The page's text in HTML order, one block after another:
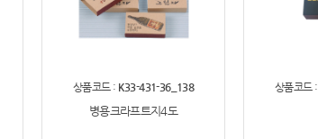
상품코드 : K33-431-36_138
병용크라프트지4도
상품코드 :